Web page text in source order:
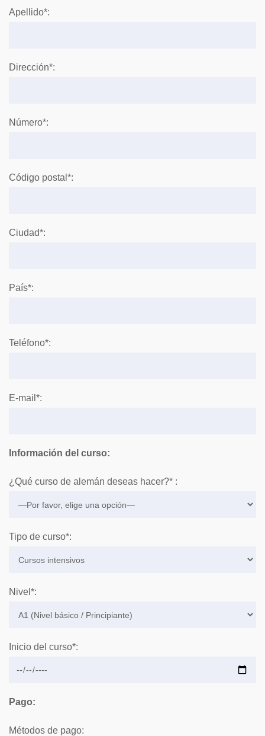
Apellido*:
Dirección*:
Número*:
Código postal*:
Ciudad*:
País*:
Teléfono*:
E-mail*:
Información del curso:
¿Qué curso de alemán deseas hacer?* :
Tipo de curso*:
Nivel*:
Inicio del curso*:
Pago:
Métodos de pago: